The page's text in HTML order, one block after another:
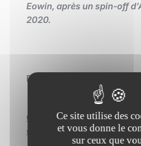
Eowin, après un spin-off
2020.
Pour aller plus loin :
Qu’est-ce qu’une opération
sponsorless ?
Ce site utilise des
et vous donne le
sur ceux que